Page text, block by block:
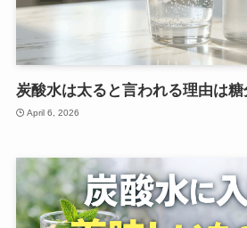
炭酸水は太ると言われる理由は糖
April 6, 2026